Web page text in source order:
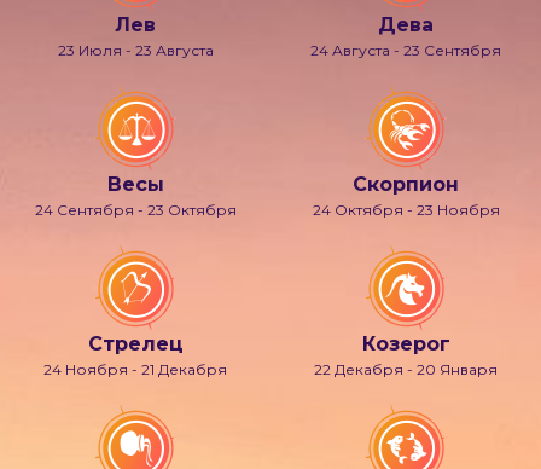
Лев
23 Июля - 23 Августа
Дева
24 Августа - 23 Сентября
Весы
24 Сентября - 23 Октября
Скорпион
24 Октября - 23 Ноября
Стрелец
24 Ноября - 21 Декабря
Козерог
22 Декабря - 20 Января